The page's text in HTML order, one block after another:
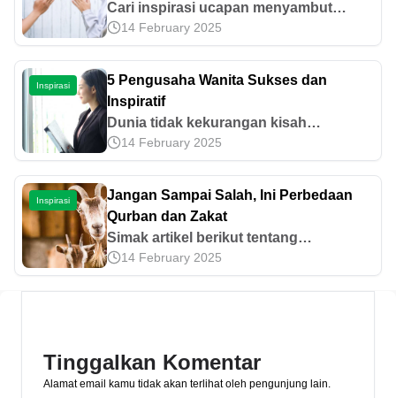
Cari inspirasi ucapan menyambut
Ramadhan 2025 yang dalam dan
berkesan? Temukan banyak pilihan
kata-kata penuh makna di sini yang
bisa kamu bagikan!
14 February 2025
Inspirasi
5 Pengusaha Wanita Sukses dan
Inspiratif
Dunia tidak kekurangan kisah
pengusaha sukses, dan pengusaha
wanita sukses sekaligus menginspirasi
tentu lebih hebat. Anda mungkin sudah
sering mendengar nama-nama seperti
Oprah Winfrey, Arianna Huffington, dan
Suze Orman, tetapi Indonesia juga
menciptakan bisnis sukses, para
banyak kaum wanita yang [&hellip;]
14 February 2025
Inspirasi
Jangan Sampai Salah, Ini Perbedaan
Qurban dan Zakat
Simak artikel berikut tentang
Perbedaan Qurban dan Zakat. Baca
Syarat dan ketentuan berikut di artikel
14 February 2025
Tinggalkan Komentar
Alamat email kamu tidak akan terlihat oleh pengunjung lain.